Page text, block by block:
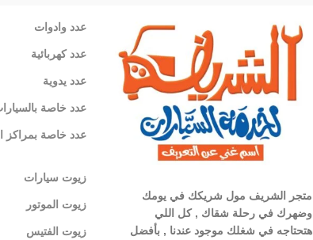
متجر الشريف مول شريكك في يومك
وضهرك في رحلة شقاك , كل اللي
هتحتاجه في شغلك موجود عندنا , بأفضل
عدد وادوات
عدد كهربائية
عدد يدوية
عدد خاصة
عدد خاصة بمراكز
زيوت سيارات
زيوت الموتور
زيوت الفتيس